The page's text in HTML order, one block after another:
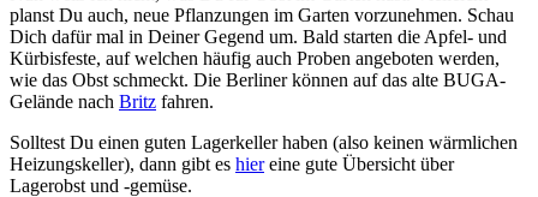
planst Du auch, neue Pflanzungen im Garten vorzunehmen. Schau
Dich dafür mal in Deiner Gegend um. Bald starten die Apfel- und
Kürbisfeste, auf welchen häufig auch Proben angeboten werden,
wie das Obst schmeckt. Die Berliner können auf das alte BUGA-
Gelände nach Britz fahren.
Solltest Du einen guten Lagerkeller haben (also keinen wärmlichen
Heizungskeller), dann gibt es hiereine gute Übersicht über
Lagerobst und -gemüse.